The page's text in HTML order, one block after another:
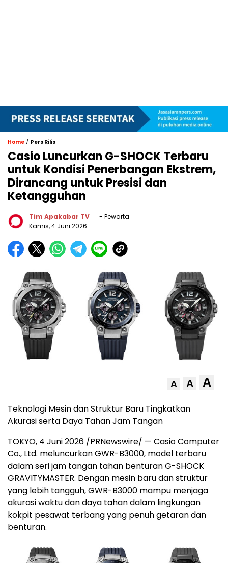
Home / Pers Rilis
Casio Luncurkan G-SHOCK Terbaru
untuk Kondisi Penerbangan Ekstrem,
Dirancang untuk Presisi dan
Ketangguhan
Tim Apakabar TV
- Pewarta
Kamis, 4 Juni 2026
A A A
Teknologi Mesin dan Struktur Baru Tingkatkan
Akurasi serta Daya Tahan Jam Tangan
TOKYO, 4 Juni 2026 /PRNewswire/ — Casio Computer
Co., Ltd. meluncurkan GWR-B3000, model terbaru
dalam seri jam tangan tahan benturan G-SHOCK
GRAVITYMASTER. Dengan mesin baru dan struktur
yang lebih tangguh, GWR-B3000 mampu menjaga
akurasi waktu dan daya tahan dalam lingkungan
kokpit pesawat terbang yang penuh getaran dan
benturan.